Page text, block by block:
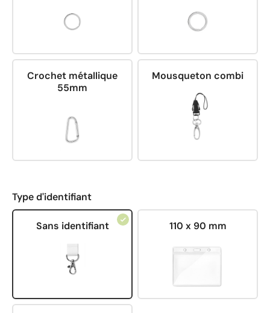
Crochet métallique
55mm
Mousqueton combi
Type d'identifiant
Sans identifiant 110 x 90 mm